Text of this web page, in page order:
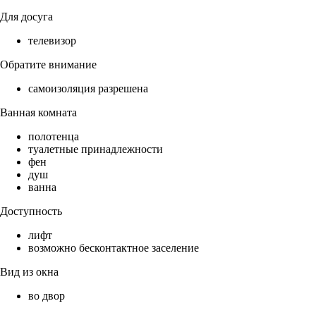
Для досуга
телевизор
Обратите внимание
самоизоляция разрешена
Ванная комната
полотенца
туалетные принадлежности
фен
душ
ванна
Доступность
лифт
возможно бесконтактное заселение
Вид из окна
во двор